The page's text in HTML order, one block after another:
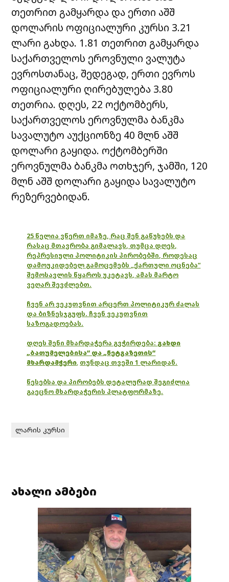
თეთრით გამყარდა და ერთი აშშ
დოლარის ოფიციალური კურსი 3.21
ლარი გახდა. 1.81 თეთრით გამყარდა
საქართველოს ეროვნული ვალუტა
ევროსთანაც, შედეგად, ერთი ევროს
ოფიციალური ღირებულება 3.80
თეთრია. დღეს, 22 ოქტომბერს,
საქართველოს ეროვნულმა ბანკმა
სავალუტო აუქციონზე 40 მლნ აშშ
დოლარი გაყიდა. ოქტომბერში
ეროვნულმა ბანკმა ოთხჯერ, ჯამში, 120
მლნ აშშ დოლარი გაყიდა სავალუტო
რეზერვებიდან.
25 წელია ვწერთ იმაზე, რაც შენ გაწუხებს და
რასაც მთავრობა გიმალავს, თუმცა დღეს,
რეპრესიული პოლიტიკის პირობებში, როდესაც
დამოუკიდებელ გამოცემებს „ქართული ოცნება“
შემოსავლის წყაროს უკეტავს, ამას მარტო
ვეღარ შევძლებთ.
ჩვენ არ ვეკუთვნით არცერთ პოლიტიკურ ძალას
და ბიზნესჯგუფს. ჩვენ ვეკუთვნით
საზოგადოებას.
დღეს შენი მხარდაჭერა გვჭირდება: გახდი
„ბათუმელებისა“ და „ნეტგაზეთის“
მხარდამჭერი, თუნდაც თვეში 1 ლარიდან.
წესებსა და პირობებს დეტალურად შეგიძლია
გაეცნო მხარდაჭერის პლატფორმაზე.
ლარის კურსი
ახალი ამბები